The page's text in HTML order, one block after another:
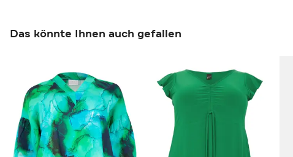
Das könnte Ihnen auch gefallen